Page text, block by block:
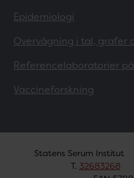
Epidemiologi
Overvågning i tal, grafer
Referencelaboratorier på
Vaccineforskning
Statens Serum Institut
T. 32683268